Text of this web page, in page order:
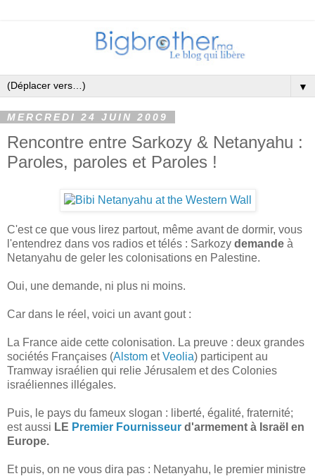
▼
MERCREDI 24 JUIN 2009
Rencontre entre Sarkozy & Netanyahu :
Paroles, paroles et Paroles !
C'est ce que vous lirez partout, même avant de dormir, vous
l'entendrez dans vos radios et télés : Sarkozy demande à
Netanyahu de geler les colonisations en Palestine.
Oui, une demande, ni plus ni moins.
Car dans le réel, voici un avant gout :
La France aide cette colonisation. La preuve : deux grandes
sociétés Françaises (Alstom etVeolia) participent au
Tramway israélien qui relie Jérusalem et des Colonies
israéliennes illégales.
Puis, le pays du fameux slogan : liberté, égalité, fraternité;
est aussi LE Premier Fournisseur d'armement à Israël en
Europe.
Et puis, on ne vous dira pas : Netanyahu, le premier ministre